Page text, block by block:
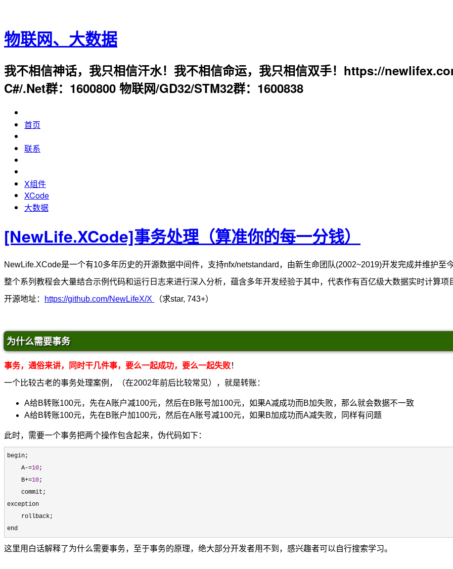
物联网、大数据
我不相信神话，我只相信汗水！我不相信命运，我只相信双手！https://
C#/.Net群：1600800 物联网/GD32/STM32群：1600838
首页
联系
X组件
XCode
大数据
[NewLife.XCode]事务处理（算准你的每一分钱）
NewLife.XCode是一个有10多年历史的开源数据中间件，支持nfx/netstandard，由新生命团队(2002~2019)开发完成并维护至
整个系列教程会大量结合示例代码和运行日志来进行深入分析，蕴含多年开发经验于其中，代表作有百亿级大数据实时计算项
开源地址：
https://github.com/NewLifeX/X （求star, 743+）
为什么需要事务
事务，通俗来讲，同时干几件事，要么一起成功，要么一起失败！
一个比较古老的事务处理案例，（在2002年前后比较常见），就是转账：
A给B转账100元，先在A账户减100元，然后在B账号加100元，如果A减成功而B加失败，那么就会数据不一致
A给B转账100元，先在B账户加100元，然后在A账号减100元，如果B加成功而A减失败，同样有问题
此时，需要一个事务把两个操作包含起来，伪代码如下：
begin;
    A
-=10;
    B
+=10;
    commit;
exception
    rollback;
end
这里用白话解释了为什么需要事务，至于事务的原理，绝大部分开发者用不到，感兴趣者可以自行搜索学习。